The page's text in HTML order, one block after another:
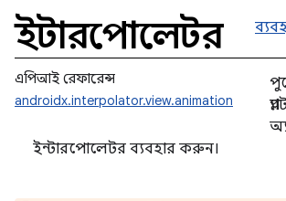
ইন্টারপোলেটর
এপিআই রেফারেন্স
androidx.interpolator.view.animation
ইন্টারপোলেটর ব্যবহার করুন।